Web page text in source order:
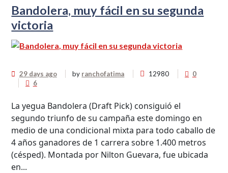
Bandolera, muy fácil en su segunda
victoria
29 days ago by ranchofatima 12980
0
6
La yegua Bandolera (Draft Pick) consiguió el
segundo triunfo de su campaña este domingo en
medio de una condicional mixta para todo caballo de
4 años ganadores de 1 carrera sobre 1.400 metros
(césped). Montada por Nilton Guevara, fue ubicada
en...